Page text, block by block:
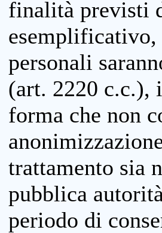
finalità previsti
personali
(art. 2220 c.c.),
forma che non
trattamento sia
pubblica
periodo di